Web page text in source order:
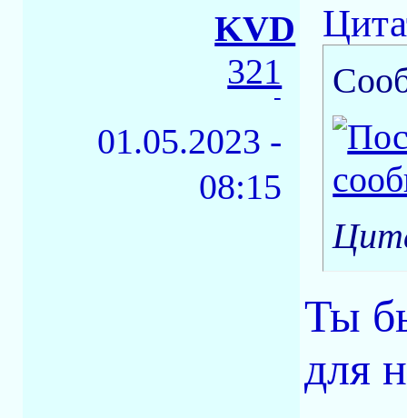
KVD
321
-
01.05.2023 -
08:15
Ты
для